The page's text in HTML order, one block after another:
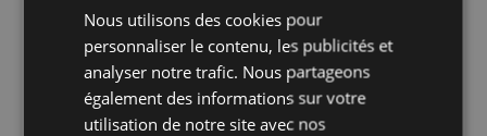
Nombre par
unité
Nombre par
12
Nous utilisons des cookies pour
personnaliser le contenu, les publicités et
analyser notre trafic. Nous partageons
également des informations sur votre
utilisation de notre site avec nos